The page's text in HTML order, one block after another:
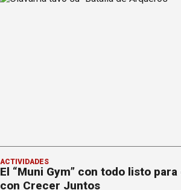
ACTIVIDADES
El “Muni Gym” con todo listo
con Crecer Juntos